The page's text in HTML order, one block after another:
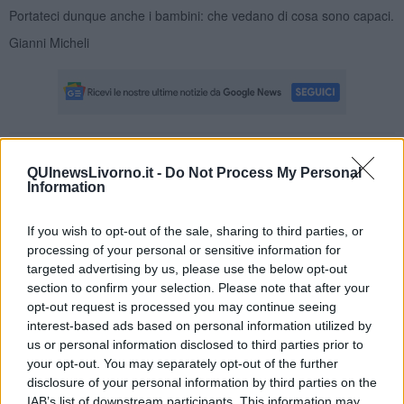
QUInewsLivorno.it - Do Not Process My Personal
Information
If you wish to opt-out of the sale, sharing to third parties, or
processing of your personal or sensitive information for
targeted advertising by us, please use the below opt-out
section to confirm your selection. Please note that after your
opt-out request is processed you may continue seeing
interest-based ads based on personal information utilized by
us or personal information disclosed to third parties prior to
your opt-out. You may separately opt-out of the further
disclosure of your personal information by third parties on the
Portateci dunque anche i bambini: che vedano di cosa sono capaci.
Gianni Micheli
Se vuoi leggere le notizie principali della Toscana iscriviti alla
Newsletter QUInews - ToscanaMedia.Arriva gratis tutti i giorni
alle 20:00 direttamente nella tua casella di posta.
Basta cliccare QUI
Fotogallery